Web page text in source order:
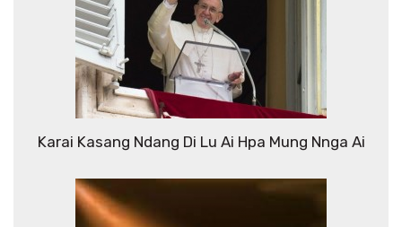
Karai Kasang Ndang Di Lu Ai Hpa Mung Nnga Ai